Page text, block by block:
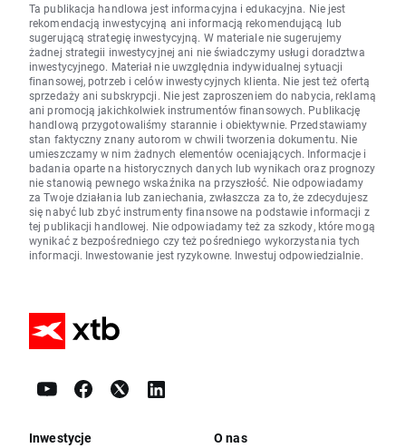
Ta publikacja handlowa jest informacyjna i edukacyjna. Nie jest
rekomendacją inwestycyjną ani informacją rekomendującą lub
sugerującą strategię inwestycyjną. W materiale nie sugerujemy
żadnej strategii inwestycyjnej ani nie świadczymy usługi doradztwa
inwestycyjnego. Materiał nie uwzględnia indywidualnej sytuacji
finansowej, potrzeb i celów inwestycyjnych klienta. Nie jest też ofertą
sprzedaży ani subskrypcji. Nie jest zaproszeniem do nabycia, reklamą
ani promocją jakichkolwiek instrumentów finansowych. Publikację
handlową przygotowaliśmy starannie i obiektywnie. Przedstawiamy
stan faktyczny znany autorom w chwili tworzenia dokumentu. Nie
umieszczamy w nim żadnych elementów oceniających. Informacje i
badania oparte na historycznych danych lub wynikach oraz prognozy
nie stanowią pewnego wskaźnika na przyszłość. Nie odpowiadamy
za Twoje działania lub zaniechania, zwłaszcza za to, że zdecydujesz
się nabyć lub zbyć instrumenty finansowe na podstawie informacji z
tej publikacji handlowej. Nie odpowiadamy też za szkody, które mogą
wynikać z bezpośredniego czy też pośredniego wykorzystania tych
informacji. Inwestowanie jest ryzykowne. Inwestuj odpowiedzialnie.
Inwestycje O nas